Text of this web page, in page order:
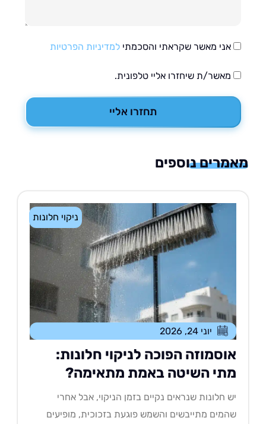
אני מאשר שקראתי והסכמתילמדיניות הפרטיות
מאשר/ת שיחזרו אליי טלפונית.
תחזרו אליי
נוספים
ניקוי חלונות
יוני 24, 2026
הפוכה לניקוי חלונות:
השיטה באמת מתאימה?
חלונות שנראים נקיים בזמן הניקוי, אבל אחרי
מתייבשים והשמש פוגעת בזכוכית, מופיעים